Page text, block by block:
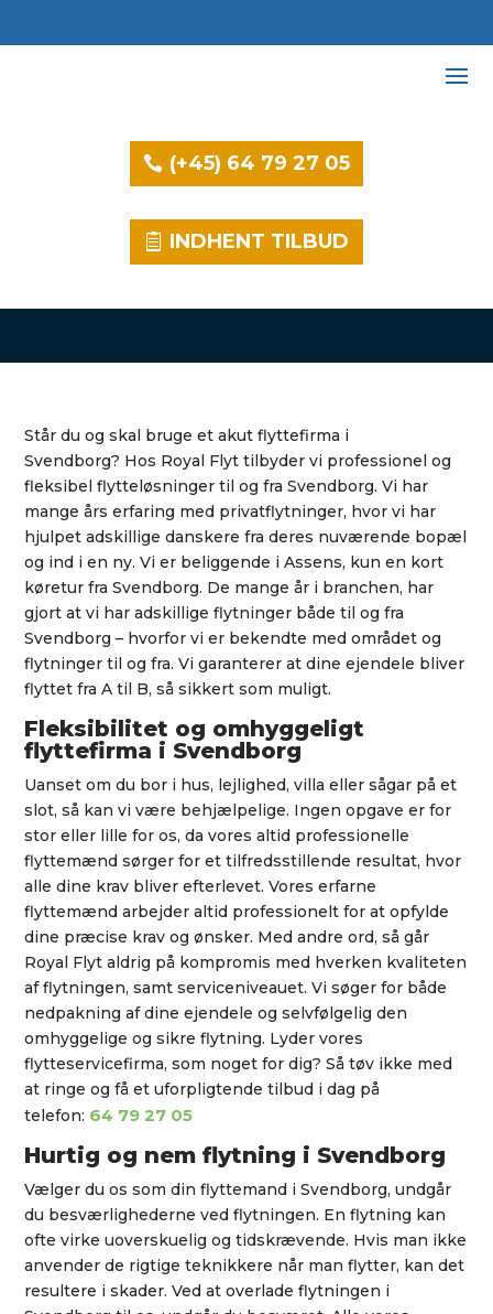
(+45) 64 79 27 05
INDHENT TILBUD
Står du og skal bruge et akut flyttefirma i
Svendborg? Hos Royal Flyt tilbyder vi professionel og
fleksibel flytteløsninger til og fra Svendborg. Vi har
mange års erfaring med privatflytninger, hvor vi har
hjulpet adskillige danskere fra deres nuværende bopæl
og ind i en ny. Vi er beliggende i Assens, kun en kort
køretur fra Svendborg. De mange år i branchen, har
gjort at vi har adskillige flytninger både til og fra
Svendborg – hvorfor vi er bekendte med området og
flytninger til og fra. Vi garanterer at dine ejendele bliver
flyttet fra A til B, så sikkert som muligt.
Fleksibilitet og omhyggeligt
flyttefirma i Svendborg
Uanset om du bor i hus, lejlighed, villa eller sågar på et
slot, så kan vi være behjælpelige. Ingen opgave er for
stor eller lille for os, da vores altid professionelle
flyttemænd sørger for et tilfredsstillende resultat, hvor
alle dine krav bliver efterlevet. Vores erfarne
flyttemænd arbejder altid professionelt for at opfylde
dine præcise krav og ønsker. Med andre ord, så går
Royal Flyt aldrig på kompromis med hverken kvaliteten
af flytningen, samt serviceniveauet. Vi søger for både
nedpakning af dine ejendele og selvfølgelig den
omhyggelige og sikre flytning. Lyder vores
flytteservicefirma, som noget for dig? Så tøv ikke med
at ringe og få et uforpligtende tilbud i dag på
telefon: 64 79 27 05
Hurtig og nem flytning i Svendborg
Vælger du os som din flyttemand i Svendborg, undgår
du besværlighederne ved flytningen. En flytning kan
ofte virke uoverskuelig og tidskrævende. Hvis man ikke
anvender de rigtige teknikkere når man flytter, kan det
resultere i skader. Ved at overlade flytningen i